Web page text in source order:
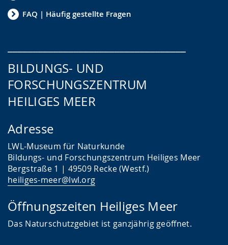
FAQ | Häufig gestellte Fragen
BILDUNGS- UND
FORSCHUNGSZENTRUM
HEILIGES MEER
Adresse
LWL-Museum für Naturkunde
Bildungs- und Forschungszentrum Heiliges Meer
Bergstraße 1 | 49509 Recke (Westf.)
heiliges-meer@lwl.org
Öffnungszeiten Heiliges Meer
Das Naturschutzgebiet ist ganzjährig geöffnet.